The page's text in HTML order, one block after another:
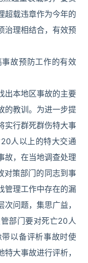
超载违章作为今年的
治理相结合，有效预
故预防工作的有效
出本地区事故的主要
的教训。为进一步提
实行群死群伤特大事
人以上的特大交通
故，在当地调查处理
对策部门的同志到事
管理工作中存在的漏
问题，集思广益，
部门要对死亡20人
以备评析事故时使
大事故进行评析，